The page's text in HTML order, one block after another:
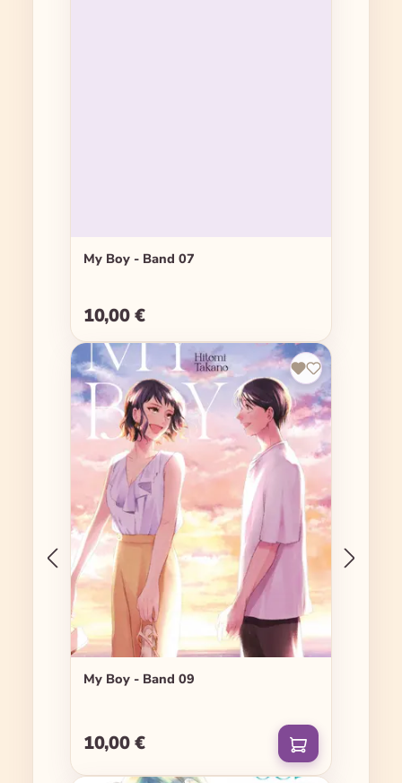
My Boy - Band 07
Regulärer Preis:
10,00 €
My Boy - Band 09
Regulärer Preis:
10,00 €